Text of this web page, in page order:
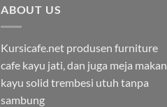
ABOUT US
Kursicafe.net produsen furniture
cafe kayu jati, dan juga meja makan
kayu solid trembesi utuh tanpa
sambung